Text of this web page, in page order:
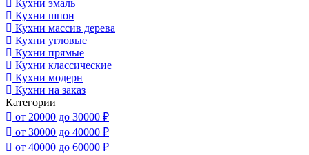
Кухни эмаль
Кухни шпон
Кухни массив дерева
Кухни угловые
Кухни прямые
Кухни классические
Кухни модерн
Кухни на заказ
Категории
от 20000 до 30000 ₽
от 30000 до 40000 ₽
от 40000 до 60000 ₽